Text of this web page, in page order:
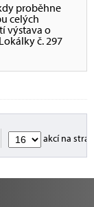
proběhne
celých
výstava o
č. 297
akcí na